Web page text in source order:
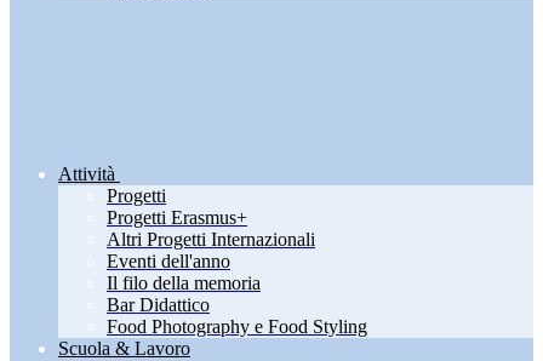
Attività
Progetti
Progetti Erasmus+
Altri Progetti Internazionali
Eventi dell'anno
Il filo della memoria
Bar Didattico
Food Photography e Food Styling
Scuola & Lavoro